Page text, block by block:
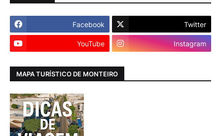
Facebook Twitter
YouTube Instagram
MAPA TURÍSTICO DE MONTEIRO